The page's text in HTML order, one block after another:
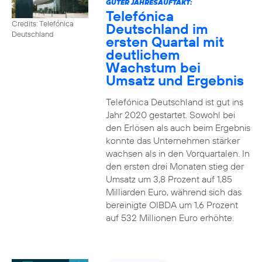
Credits: Telefónica
Deutschland
GUTER JAHRESAUFTAKT:
Telefónica
Deutschland im
ersten Quartal mit
deutlichem
Wachstum bei
Umsatz und Ergebnis
Telefónica Deutschland ist gut ins
Jahr 2020 gestartet. Sowohl bei
den Erlösen als auch beim Ergebnis
konnte das Unternehmen stärker
wachsen als in den Vorquartalen. In
den ersten drei Monaten stieg der
Umsatz um 3,8 Prozent auf 1,85
Milliarden Euro, während sich das
bereinigte OIBDA um 1,6 Prozent
auf 532 Millionen Euro erhöhte.